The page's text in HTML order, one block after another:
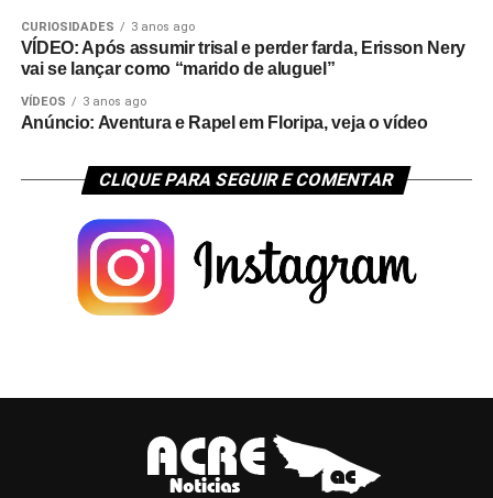
CURIOSIDADES 3 anos ago
VÍDEO: Após assumir trisal e perder farda, Erisson Nery
vai se lançar como “marido de aluguel”
VÍDEOS 3 anos ago
Anúncio: Aventura e Rapel em Floripa, veja o vídeo
CLIQUE PARA SEGUIR E COMENTAR